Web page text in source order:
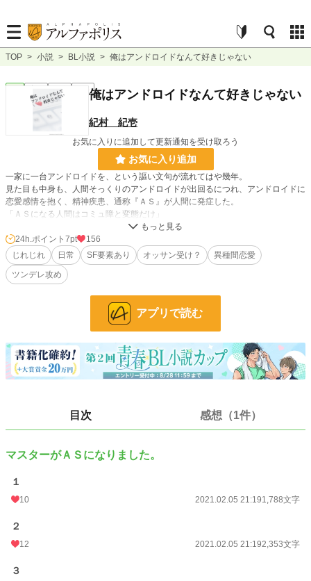
TOP > 小説 > BL小説 > 俺はアンドロイドなんて好きじゃない
短編 俺はアンドロイドなんて好きじゃない
紀村 紀壱
お気に入りに追加して更新通知を受け取ろう
お気に入り追加
一家に一台アンドロイドを、という謳い文句が流れてはや幾年。
見た目も中身も、人間そっくりのアンドロイドが出回るにつれ、アンドロイドに
恋愛感情を抱く、精神疾患、通称『ＡＳ』が人間に発症した。
「ＡＳになる人間はコミュ障と変態だけ」
そう豪語していた青年マサノブは、彼の所有するアンドロイド――見た目はまる
でマフィアのボスのようなゴツい男性型アンドロイドのフジモリに「ＡＳを発症
している」と指摘されて……
人間の青年(ツンデレ)×強面オッサン型アンドロイド(無垢)が、「好きじゃない」
昔書いた「マスターがＡＳになりました」の加筆修正、続きのＲ18シーン追加
小説 37,068 位 / 228,668 件
BL 9,919 位 / 31,396 件
24h.ポイント 7 pt
文字数 37,624
更新日時
初回公開日時
初回完結日時
月間ポイント
24h.ポイント 7pt
156
じれじれ
日常 SF要素あり オッサン受け？
異種間恋愛
ツンデレ攻め
アプリで読む
目次 感想（1件）
マスターがＡＳになりました。
１
10 2021.02.05 21:191,788文字
２
12 2021.02.05 21:192,353文字
３